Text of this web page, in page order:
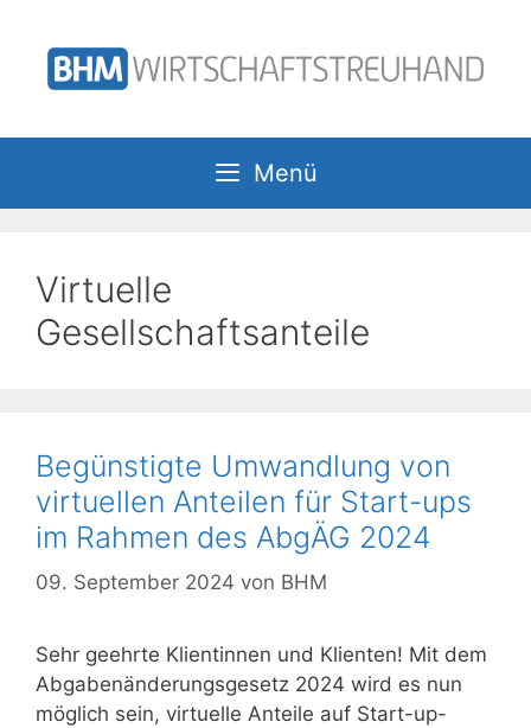
Inhalt
springen
Menü
Virtuelle
Gesellschaftsanteile
Begünstigte Umwandlung von
virtuellen Anteilen für Start-ups
im Rahmen des AbgÄG 2024
09. September 2024 von BHM
Sehr geehrte Klientinnen und Klienten! Mit dem
Abgabenänderungsgesetz 2024 wird es nun
möglich sein, virtuelle Anteile auf Start-up-